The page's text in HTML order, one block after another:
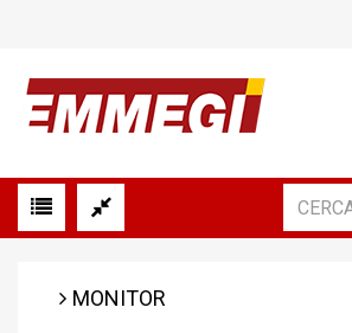
MONITOR